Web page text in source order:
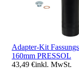
Adapter-Kit
160mm PRESSOL
43,49 €inkl. MwSt.